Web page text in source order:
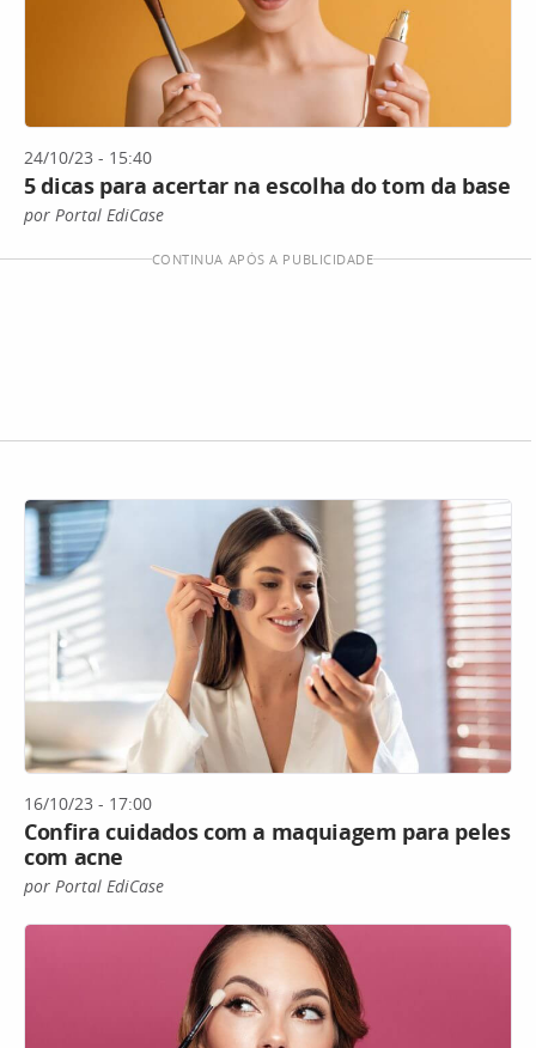
24/10/23 - 15:40
5 dicas para acertar na escolha do tom da base
por Portal EdiCase
CONTINUA APÓS A PUBLICIDADE
16/10/23 - 17:00
Confira cuidados com a maquiagem para peles
com acne
por Portal EdiCase